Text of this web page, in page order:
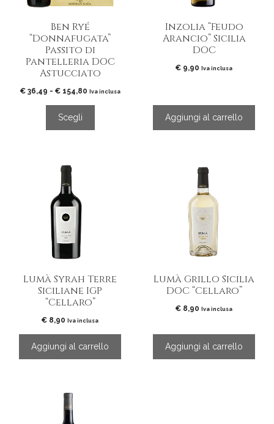
Ben Ryé
“Donnafugata”
Passito di
Pantelleria DOC
Astucciato
€36,49 - €154,80Fascia
Iva inclusa
Scegli
possono
nella
del
Inzolia “Feudo
Arancio” Sicilia
DOC
€ 9,90 Iva inclusa
Aggiungi al carrello
Lumà Syrah Terre
Siciliane IGP
“Cellaro”
€ 8,90 Iva inclusa
Aggiungi al carrello
Lumà Grillo Sicilia
DOC “Cellaro”
€ 8,90 Iva inclusa
Aggiungi al carrello